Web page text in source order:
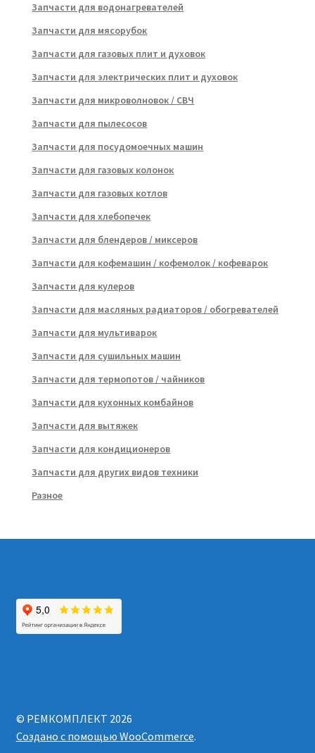
Запчасти для водонагревателей
Запчасти для мясорубок
Запчасти для газовых плит и духовок
Запчасти для электрических плит и духовок
Запчасти для микроволновок / СВЧ
Запчасти для пылесосов
Запчасти для посудомоечных машин
Запчасти для газовых колонок
Запчасти для газовых котлов
Запчасти для хлебопечек
Запчасти для блендеров / миксеров
Запчасти для кофемашин / кофемолок / кофеварок
Запчасти для кулеров
Запчасти для масляных радиаторов / обогревателей
Запчасти для мультиварок
Запчасти для сушильных машин
Запчасти для термопотов / чайников
Запчасти для кухонных комбайнов
Запчасти для вытяжек
Запчасти для кондиционеров
Запчасти для других видов техники
Разное
© РЕМКОМПЛЕКТ 2026
Создано с помощью WooCommerce.